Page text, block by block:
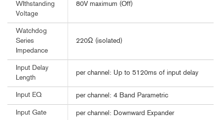
WIthstanding
Voltage
80V maximum (Off)
Watchdog
Series
Impedance
220Ω (isolated)
Input Delay
Length
per channel: Up to 5120ms of input delay
Input EQ per channel: 4 Band Parametric
Input Gate per channel: Downward Expander